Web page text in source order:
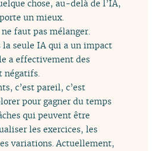
chose, au-delà de l’IA,
un mieux.
faut pas mélanger.
la seule IA qui a un impact
a effectivement des
négatifs.
c’est pareil, c’est
pour gagner du temps
qui peuvent être
les exercices, les
variations. Actuellement,